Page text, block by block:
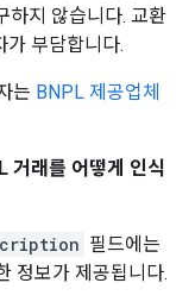
하지 않습니다. 교환
가 부담합니다.
는 BNPL 제공업체
래를 어떻게 인식
필드에는
정보가 제공됩니다.